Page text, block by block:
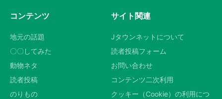
コンテンツ
地元の話題
〇〇してみた
動物ネタ
読者投稿
のりもの
サイト関連
Jタウンネットについて
読者投稿フォーム
お問い合わせ
コンテンツ二次利用
クッキー（Cookie）の利用につ